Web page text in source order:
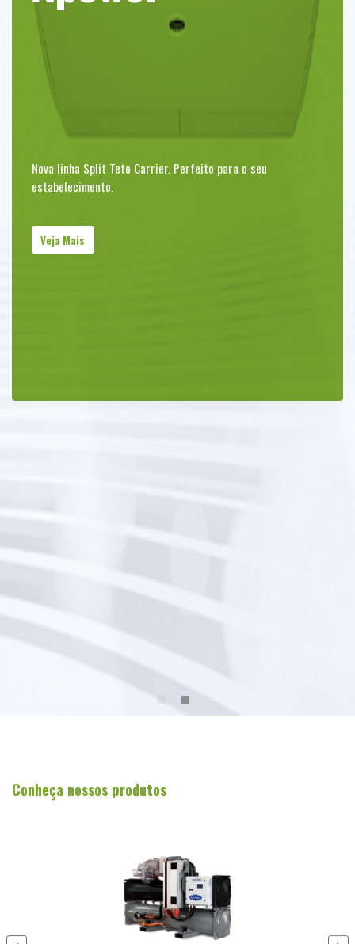
a ar VFD fabricado no Brasil
Veja Mais
Nova linha Split Teto Carrier. Perfeito para o seu
estabelecimento.
Veja Mais
Conheça nossos produtos